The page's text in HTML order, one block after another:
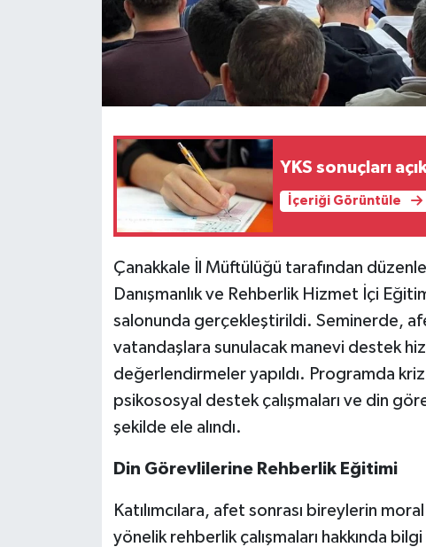
YKS sonuçları
İçeriği Görüntüle
Çanakkale İl Müftülüğü tarafından
Danışmanlık ve Rehberlik Hizmet İçi
salonunda gerçekleştirildi. Seminerde,
vatandaşlara sunulacak manevi destek
değerlendirmeler yapıldı. Programda
psikososyal destek çalışmaları ve din
şekilde ele alındı.
Din Görevlilerine Rehberlik Eğitimi
Katılımcılara, afet sonrası bireylerin
yönelik rehberlik çalışmaları hakkında